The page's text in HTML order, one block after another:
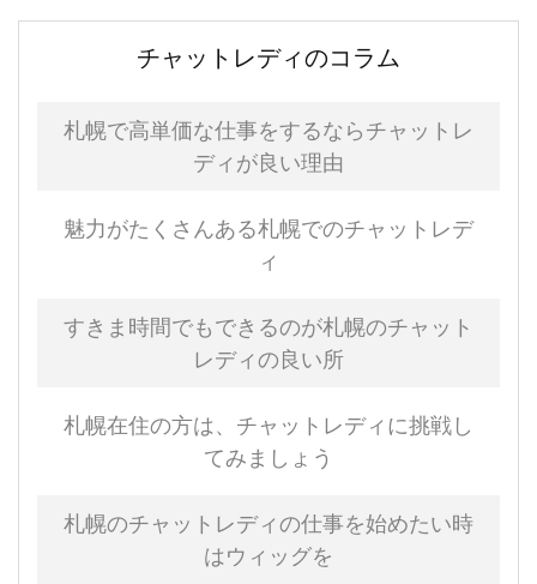
チャットレディのコラム
札幌で高単価な仕事をするならチャットレ
ディが良い理由
魅力がたくさんある札幌でのチャットレデ
ィ
すきま時間でもできるのが札幌のチャット
レディの良い所
札幌在住の方は、チャットレディに挑戦し
てみましょう
札幌のチャットレディの仕事を始めたい時
はウィッグを